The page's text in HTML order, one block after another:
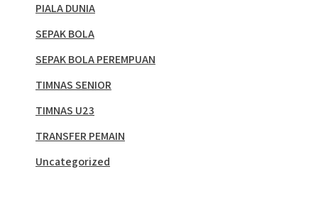
PIALA DUNIA
SEPAK BOLA
SEPAK BOLA PEREMPUAN
TIMNAS SENIOR
TIMNAS U23
TRANSFER PEMAIN
Uncategorized